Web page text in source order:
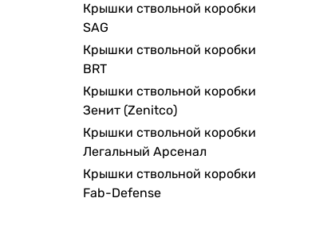
Крышки ствольной коробки
SAG
Крышки ствольной коробки
BRT
Крышки ствольной коробки
Зенит (Zenitco)
Крышки ствольной коробки
Легальный Арсенал
Крышки ствольной коробки
Fab-Defense